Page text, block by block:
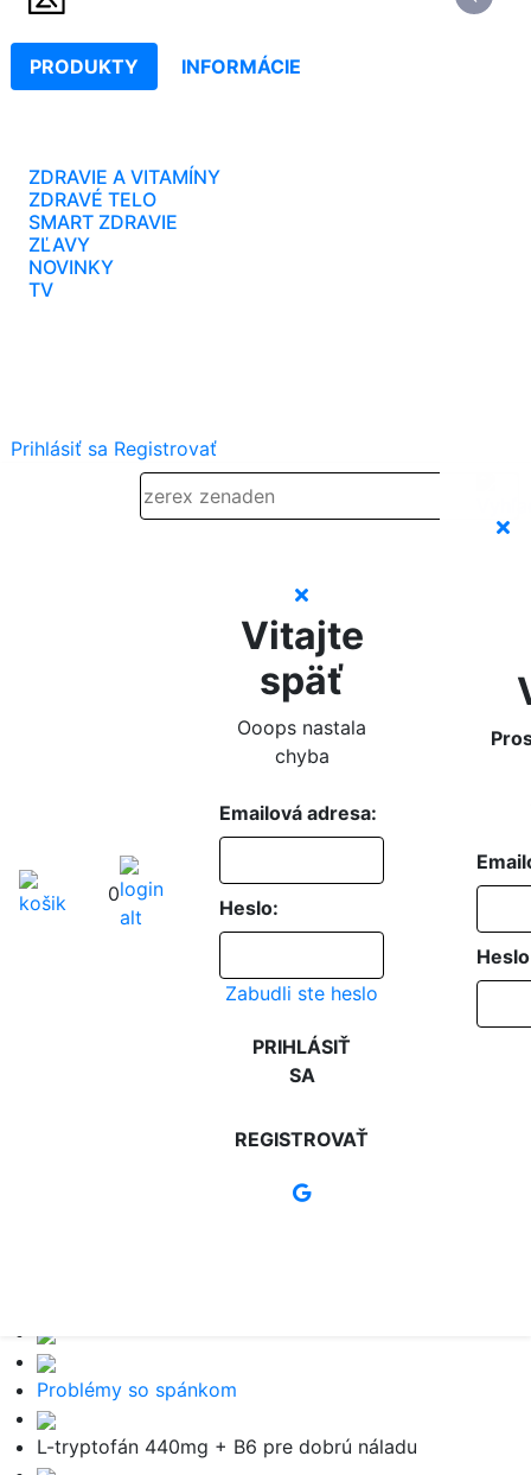
PRODUKTY INFORMÁCIE
ZDRAVIE A VITAMÍNY
ZDRAVÉ TELO
SMART ZDRAVIE
ZĽAVY
NOVINKY
TV
Prihlásiť sa Registrovať
0
Vitajte
späť
Ooops nastala
chyba
Emailová adresa:
Heslo:
Zabudli ste heslo
PRIHLÁSIŤ
SA
REGISTROVAŤ
Problémy so spánkom
L-tryptofán 440mg + B6 pre dobrú náladu